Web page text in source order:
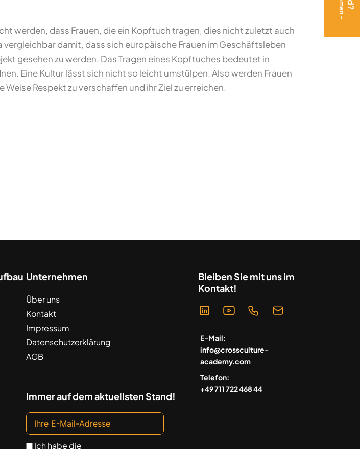
werden, dass Frauen, die ein Kopftuch tragen, dies nicht zuletzt auch
damit, dass sich europäische Frauen im Geschäftsleben
gesehen zu werden. Das Tragen eines Kopftuches bedeutet in
Eine Kultur lässt sich nicht so leicht umstülpen. Also werden Frauen
Respekt zu verschaffen und ihr Ziel zu erreichen.
Unternehmen
Über uns
Kontakt
Impressum
Datenschutzerklärung
AGB
Immer auf dem aktuellsten Stand!
Ich habe die
Bleiben Sie mit uns im
Kontakt!
E-Mail:
info@crossculture-
academy.com
Telefon:
+49 711 722 468 44